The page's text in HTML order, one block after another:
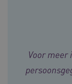
Voor meer